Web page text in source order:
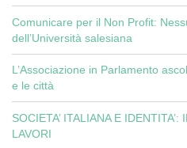
Comunicare per il Non Profit:
dell’Università salesiana
L’Associazione in Parlamento
e le città
SOCIETA’ ITALIANA E
LAVORI